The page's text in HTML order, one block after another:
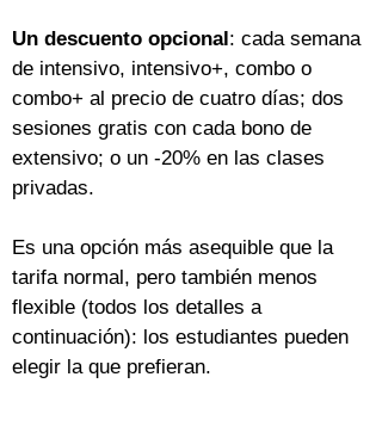
Un descuento opcional: cada semana
de intensivo, intensivo+, combo o
combo+ al precio de cuatro días; dos
sesiones gratis con cada bono de
extensivo; o un -20% en las clases
privadas.
Es una opción más asequible que la
tarifa normal, pero también menos
flexible (todos los detalles a
continuación): los estudiantes pueden
elegir la que prefieran.